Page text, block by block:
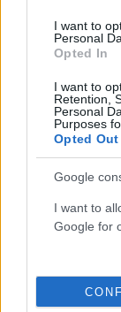
I want to
Personal
Opted In
I want to
Retention,
Personal
Purposes
Opted Out
Google
I want to
Google for
Διαβάστε
Μη χάσετε το
έρευνες και